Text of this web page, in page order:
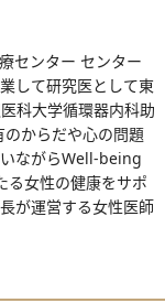
センター センター
して研究医として東
科大学循環器内科助
からだや心の問題
ながらWell-being
る女性の健康をサポ
が運営する女性医師